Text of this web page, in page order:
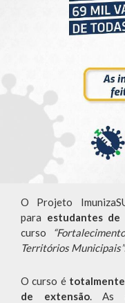
O Projeto
para estudantes de
curso
Territórios Municipais”
O curso é
de extensão. As